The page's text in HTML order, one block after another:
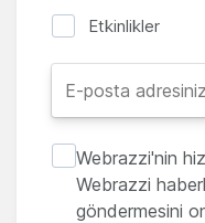
Etkinlikler
Webrazzi'nin
Webrazzi
göndermesini